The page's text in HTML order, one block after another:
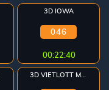
3D IOWA
046
00:22:40
3D VIETLOTT MAX